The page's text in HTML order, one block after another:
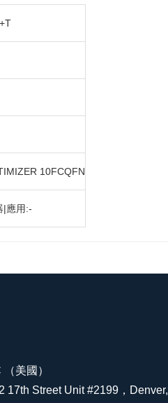
10FCQFN
|應用:-
美國）
17th Street Unit #2199，Denver,